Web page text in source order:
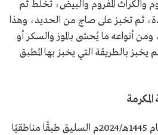
والكراث المفروم والبيض، تخلط ثم
ثم تخبز على صاج من الحديد، وهذا
أنواعه ما يُحشى بالموز والسكر أو
بالطريقة التي يخبز بها المطبق
عام 1445هـ/2024م السليق طبقًا مناطقيًا